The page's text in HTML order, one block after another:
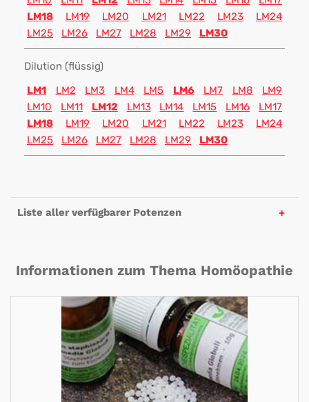
LM18
LM19 LM20 LM21 LM22 LM23
LM24
LM25
LM26 LM27 LM28 LM29 LM30
Dilution (flüssig)
LM1
LM2 LM3 LM4 LM5 LM6 LM7 LM8
LM9
LM10
LM11 LM12 LM13 LM14 LM15 LM16
LM17
LM18
LM19 LM20 LM21 LM22 LM23
LM24
LM25
LM26 LM27 LM28 LM29 LM30
Liste aller verfügbarer Potenzen
Informationen zum Thema Homöopathie